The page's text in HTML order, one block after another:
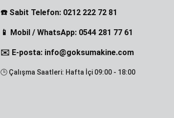
☎️ Sabit Telefon: 0212 222 72 81
📱 Mobil / WhatsApp: 0544 281 77 61
✉️ E-posta: info@goksumakine.com
🕒 Çalışma Saatleri: Hafta İçi 09:00 - 18:00